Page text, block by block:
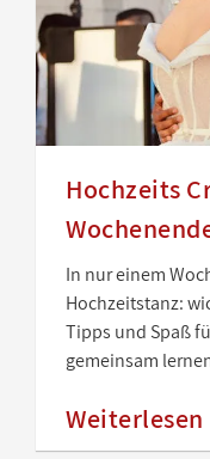
Hochzeits
In nur einem
Hochzeitstanz:
Tipps und Spaß
gemeinsam
Weiterlesen